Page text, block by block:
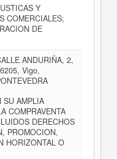
Y
COMERCIALES;
DE
ANDURIÑA, 2,
Vigo,
SU AMPLIA
COMPRAVENTA
DERECHOS
PROMOCION,
HORIZONTAL O